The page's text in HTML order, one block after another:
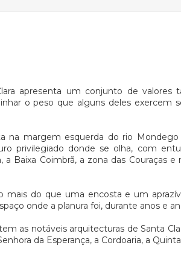
apresenta um conjunto de valores
o peso que alguns deles exercem
na margem esquerda do rio
privilegiado donde se olha, com
a Baixa Coimbrã, a zona das
mais do que uma encosta e um
onde a planura foi, durante anos e
as notáveis arquitecturas de Santa
da Esperança, a Cordoaria, a